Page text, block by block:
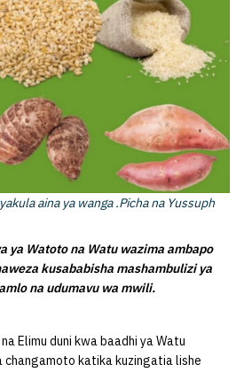
aina ya wanga .Picha na Yussuph
ya Watoto na Watu wazima ambapo
kusababisha mashambulizi ya
na udumavu wa mwili.
Elimu duni kwa baadhi ya Watu
changamoto katika kuzingatia lishe